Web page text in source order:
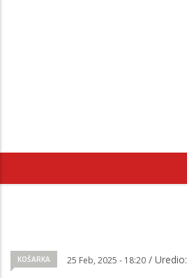
KOŠARKA 25 Feb, 2025 - 18:20 / Uredio: